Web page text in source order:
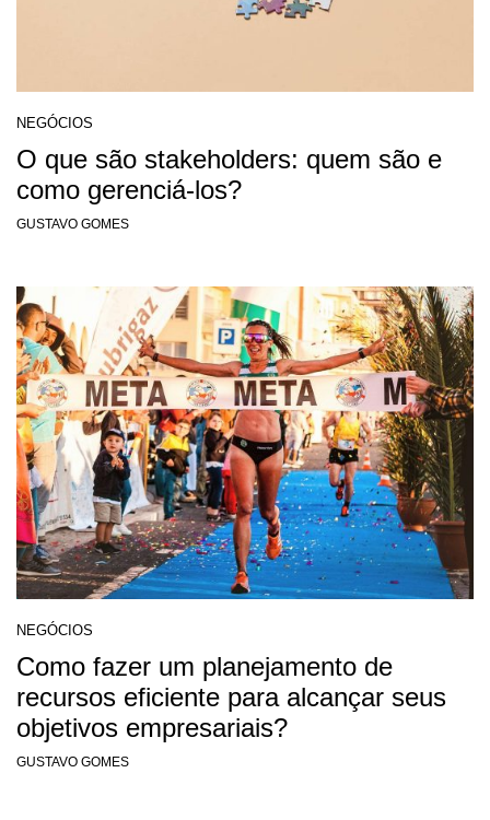
NEGÓCIOS
O que são stakeholders: quem são e
como gerenciá-los?
GUSTAVO GOMES
NEGÓCIOS
Como fazer um planejamento de
recursos eficiente para alcançar seus
objetivos empresariais?
GUSTAVO GOMES